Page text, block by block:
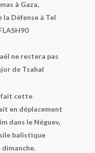
à Gaza,
Défense à Tel
ne restera pas
de Tsahal
fait cette
en déplacement
dans le Néguev,
balistique